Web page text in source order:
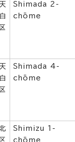
天
白
区
Shimada 2-
chōme
天
白
区
Shimada 4-
chōme
区
Shimizu 1-
chōme